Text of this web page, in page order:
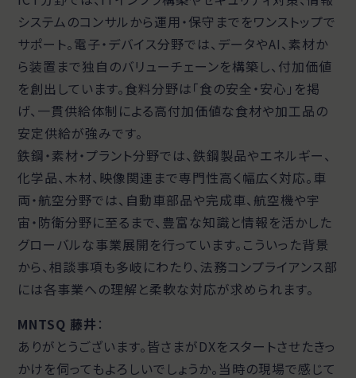
システムのコンサルから運用・保守までをワンストップで
サポート。電子・デバイス分野では、データやAI、素材か
ら装置まで独自のバリューチェーンを構築し、付加価値
を創出しています。食料分野は「食の安全・安心」を掲
げ、一貫供給体制による高付加価値な食材や加工品の
安定供給が強みです。
鉄鋼・素材・プラント分野では、鉄鋼製品やエネルギー、
化学品、木材、映像関連まで専門性高く幅広く対応。車
両・航空分野では、自動車部品や完成車、航空機や宇
宙・防衛分野に至るまで、豊富な知識と情報を活かした
グローバルな事業展開を行っています。こういった背景
から、相談事項も多岐にわたり、法務コンプライアンス部
には各事業への理解と柔軟な対応が求められます。
MNTSQ 藤井 ：
ありがとうございます。皆さまがDXをスタートさせたきっ
かけを伺ってもよろしいでしょうか。当時の現場で感じて